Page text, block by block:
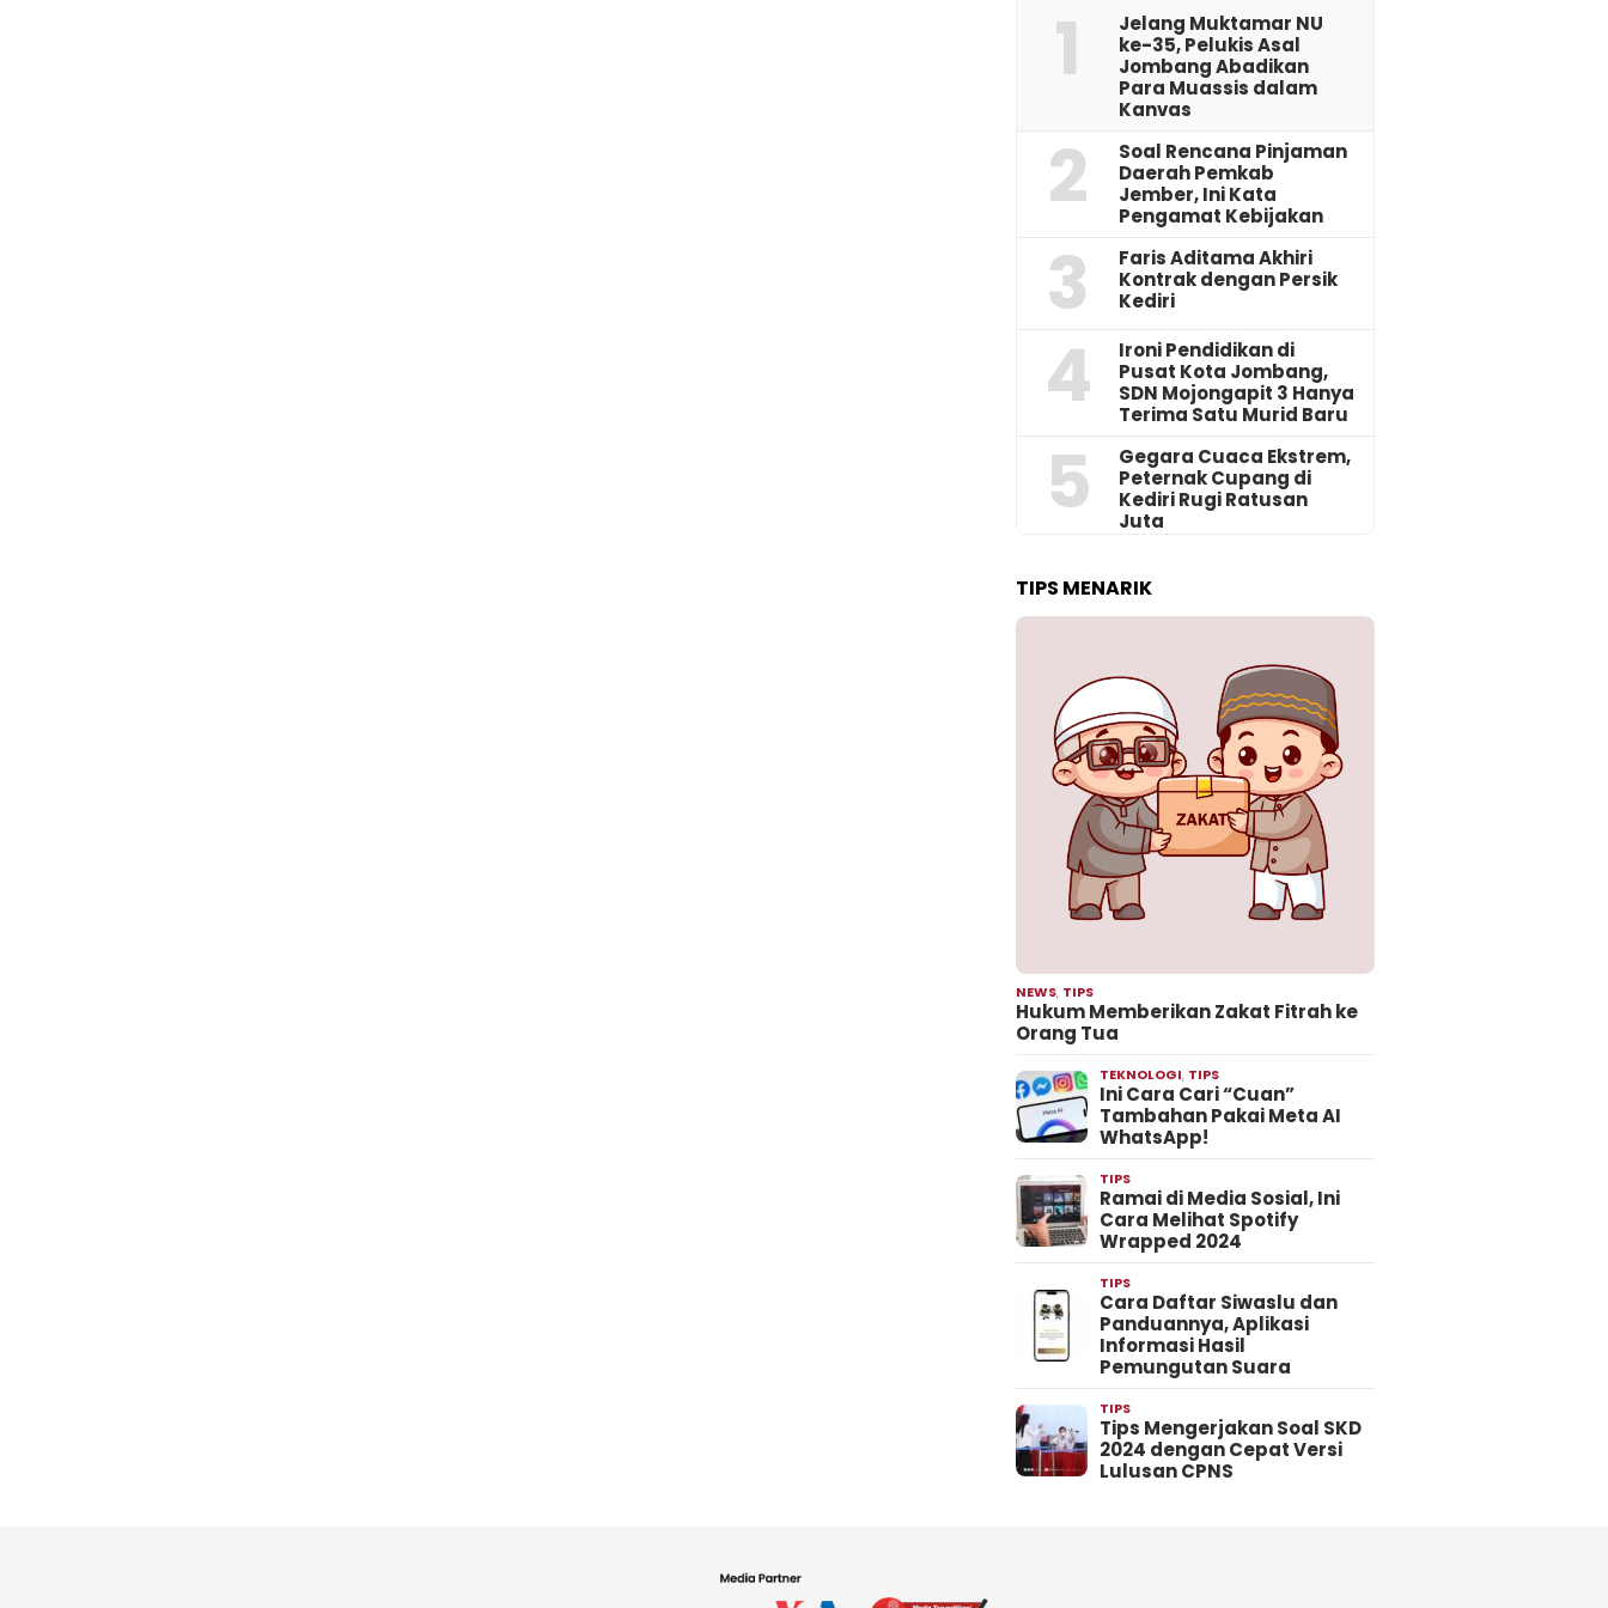
1
Jelang Muktamar NU
ke-35, Pelukis Asal
Jombang Abadikan
Para Muassis dalam
Kanvas
2
‎Soal Rencana Pinjaman
Daerah Pemkab
Jember, Ini Kata
Pengamat Kebijakan ‎
3
Faris Aditama Akhiri
Kontrak dengan Persik
Kediri
4
Ironi Pendidikan di
Pusat Kota Jombang,
SDN Mojongapit 3 Hanya
Terima Satu Murid Baru
5
‎Gegara Cuaca Ekstrem,
Peternak Cupang di
Kediri Rugi Ratusan
Juta
TIPS MENARIK
NEWS, TIPS
Hukum Memberikan Zakat Fitrah ke
Orang Tua
TEKNOLOGI, TIPS
Ini Cara Cari “Cuan”
Tambahan Pakai Meta AI
WhatsApp!
TIPS
Ramai di Media Sosial, Ini
Cara Melihat Spotify
Wrapped 2024
TIPS
Cara Daftar Siwaslu dan
Panduannya, Aplikasi
Informasi Hasil
Pemungutan Suara
TIPS
Tips Mengerjakan Soal SKD
2024 dengan Cepat Versi
Lulusan CPNS